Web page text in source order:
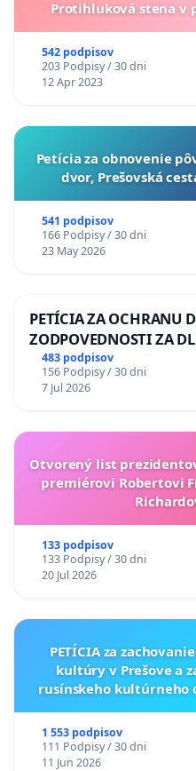
Protihluková stena v
542 podpisov
203 Podpisy / 30 dni
12 Apr 2023
​Petícia za obnovenie
dvor, Prešovská
541 podpisov
166 Podpisy / 30 dni
23 May 2026
PETÍCIA ZA OCHRANU
ZODPOVEDNOSTI ZA
A ZLYHANIE ŠTÁTU
483 podpisov
156 Podpisy / 30 dni
7 Jul 2026
Otvorený list
premiérovi Robertovi
133 podpisov
133 Podpisy / 30 dni
20 Jul 2026
PETÍCIA za
kultúry v Prešove a
rusínskeho kultúrneho
1 553 podpisov
111 Podpisy / 30 dni
11 Jun 2026